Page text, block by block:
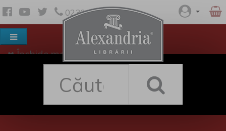
0230 530 342
Închide meniul
Rețea librării